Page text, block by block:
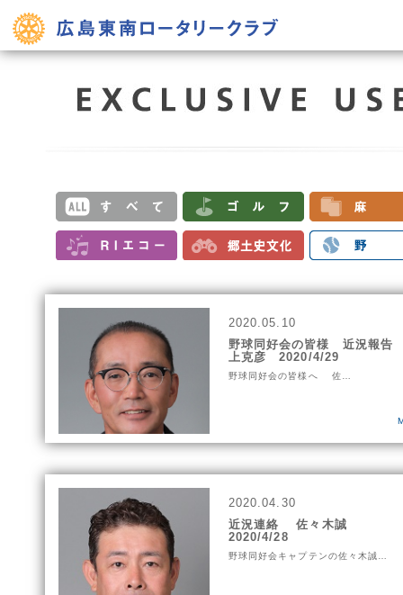
2020.05.10
野球同好会の皆様 近況報告
上克彦 2020/4/29
野球同好会の皆様へ 佐…
2020.04.30
近況連絡 佐々木誠
2020/4/28
野球同好会キャプテンの佐々木誠…